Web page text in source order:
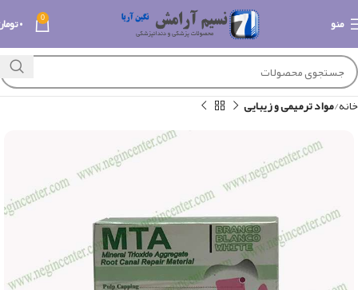
منو 0 ۰
خانه مواد ترمیمی و زیبایی